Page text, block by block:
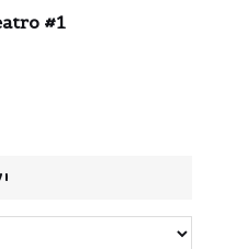
#1